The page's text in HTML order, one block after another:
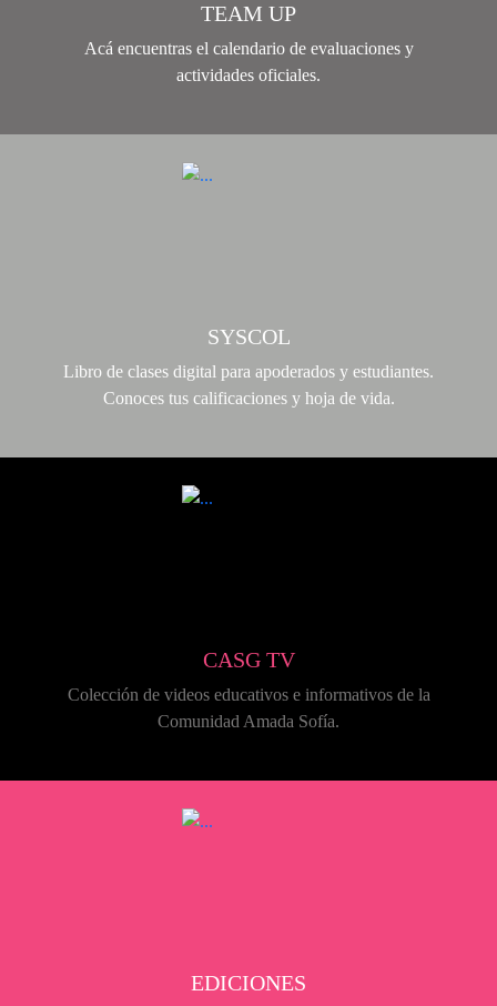
TEAM UP
Acá encuentras el calendario de evaluaciones y
actividades oficiales.
SYSCOL
Libro de clases digital para apoderados y estudiantes.
Conoces tus calificaciones y hoja de vida.
CASG TV
Colección de videos educativos e informativos de la
Comunidad Amada Sofía.
EDICIONES